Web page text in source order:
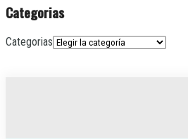
Categorias
Categorias